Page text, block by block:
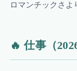
ロマンチックさよ
🔥 仕事（2026